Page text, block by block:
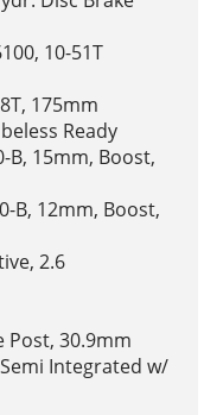
10-51T
175mm
Ready
B, 15mm, Boost,
B, 12mm, Boost,
2.6
Post, 30.9mm
Integrated w/